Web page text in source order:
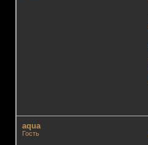
aqua
Гость